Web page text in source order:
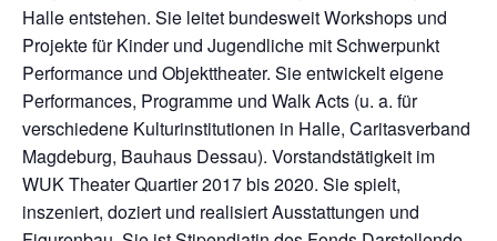
Halle entstehen. Sie leitet bundesweit Workshops und
Projekte für Kinder und Jugendliche mit Schwerpunkt
Performance und Objekttheater. Sie entwickelt eigene
Performances, Programme und Walk Acts (u. a. für
verschiedene Kulturinstitutionen in Halle, Caritasverband
Magdeburg, Bauhaus Dessau). Vorstandstätigkeit im
WUK Theater Quartier 2017 bis 2020. Sie spielt,
inszeniert, doziert und realisiert Ausstattungen und